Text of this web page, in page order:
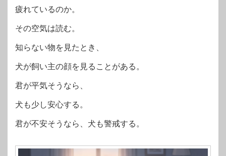
疲れているのか。
その空気は読む。
知らない物を見たとき、
犬が飼い主の顔を見ることがある。
君が平気そうなら、
犬も少し安心する。
君が不安そうなら、犬も警戒する。